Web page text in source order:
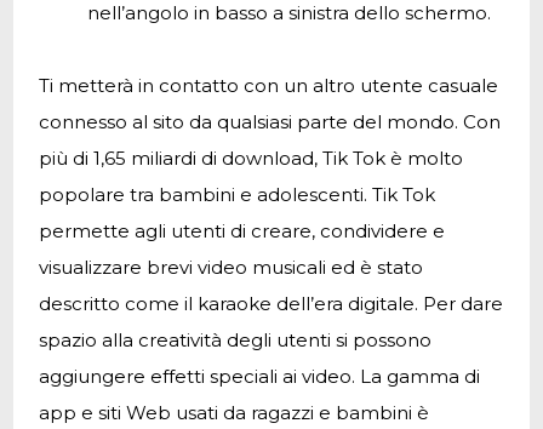
nell’angolo in basso a sinistra dello schermo.
Ti metterà in contatto con un altro utente casuale
connesso al sito da qualsiasi parte del mondo. Con
più di 1,65 miliardi di download, Tik Tok è molto
popolare tra bambini e adolescenti. Tik Tok
permette agli utenti di creare, condividere e
visualizzare brevi video musicali ed è stato
descritto come il karaoke dell’era digitale. Per dare
spazio alla creatività degli utenti si possono
aggiungere effetti speciali ai video. La gamma di
app e siti Web usati da ragazzi e bambini è